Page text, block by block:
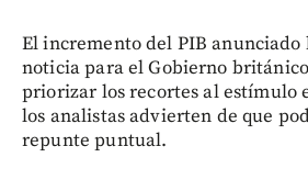
El incremento del PIB anunciado
noticia para el Gobierno
priorizar los recortes al estímulo
los analistas advierten de que
repunte puntual.